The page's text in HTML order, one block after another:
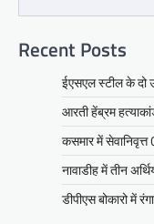
Recent Posts
ईएसएल स्टील के दो
आरती हेंब्रम
कसमार में सेवानिवृत्त
नावाडीह में तीन
डीपीएस बोकारो में